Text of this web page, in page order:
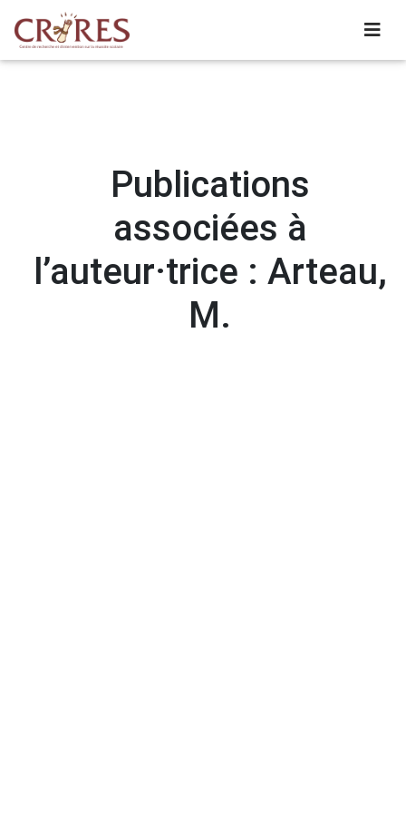
Publications
associées à
l’auteur·trice : Arteau,
M.